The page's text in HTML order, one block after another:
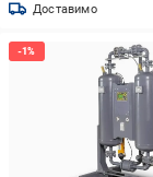
Доставимо